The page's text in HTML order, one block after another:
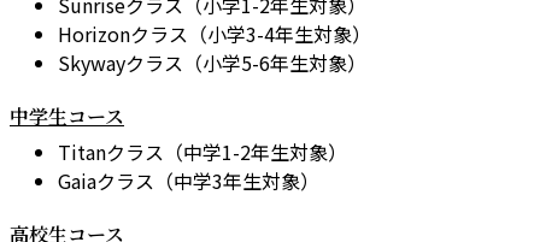
Horizonクラス（小学3-4年生対象）
Skywayクラス（小学5-6年生対象）
中学生コース
Titanクラス（中学1-2年生対象）
Gaiaクラス（中学3年生対象）
高校生コース